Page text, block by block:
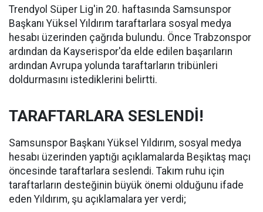
Trendyol Süper Lig'in 20. haftasında Samsunspor
Başkanı Yüksel Yıldırım taraftarlara sosyal medya
hesabı üzerinden çağrıda bulundu. Önce Trabzonspor
ardından da Kayserispor'da elde edilen başarıların
ardından Avrupa yolunda taraftarların tribünleri
doldurmasını istediklerini belirtti.
TARAFTARLARA SESLENDİ!
Samsunspor Başkanı Yüksel Yıldırım, sosyal medya
hesabı üzerinden yaptığı açıklamalarda Beşiktaş maçı
öncesinde taraftarlara seslendi. Takım ruhu için
taraftarların desteğinin büyük önemi olduğunu ifade
eden Yıldırım, şu açıklamalara yer verdi;